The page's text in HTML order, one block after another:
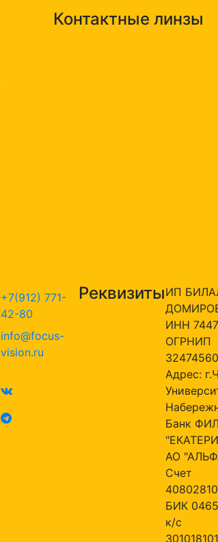
Контактные линзы
+7(912) 771-
42-80
info@focus-
vision.ru
РеквизитыИП
ИНН
ОГРНИП
Адрес:
Банк
АО
Счет
БИК
к/с